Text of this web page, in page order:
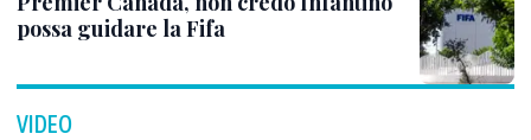
possa guidare la Fifa
VIDEO